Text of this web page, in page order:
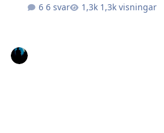
6 svar
1,3k visningar